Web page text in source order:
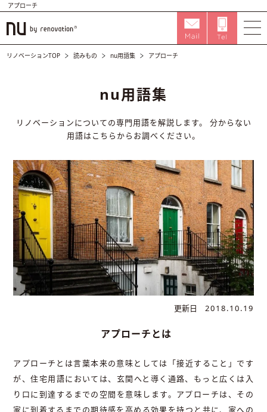
アプローチ
リノベーションTOP 読みもの nu用語集 アプローチ
nu用語集
リノベーションについての専門用語を解説します。
分からない
用語はこちらからお調べください。
更新日 2018.10.19
アプローチとは
アプローチとは言葉本来の意味としては「接近すること」です
が、住宅用語においては、玄関へと導く通路、もっと広くは入
り口に到達するまでの空間を意味します。アプローチは、その
家に到着するまでの期待感を高める効果を持つと共に、家への